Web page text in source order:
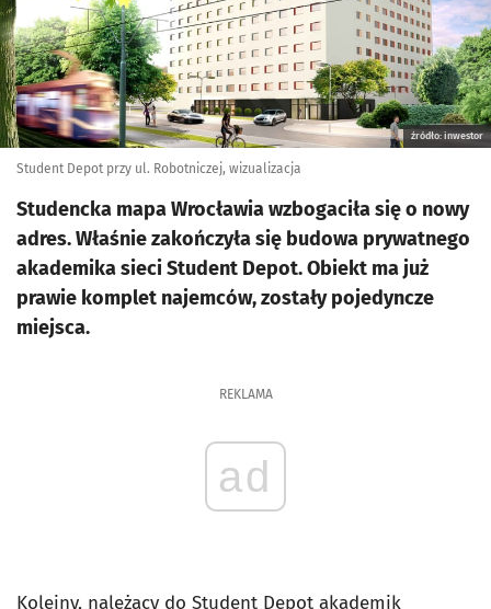
źródło: inwestor
Student Depot przy ul. Robotniczej, wizualizacja
Studencka mapa Wrocławia wzbogaciła się o nowy
adres. Właśnie zakończyła się budowa prywatnego
akademika sieci Student Depot. Obiekt ma już
prawie komplet najemców, zostały pojedyncze
miejsca.
REKLAMA
ad
Kolejny, należący do Student Depot akademik